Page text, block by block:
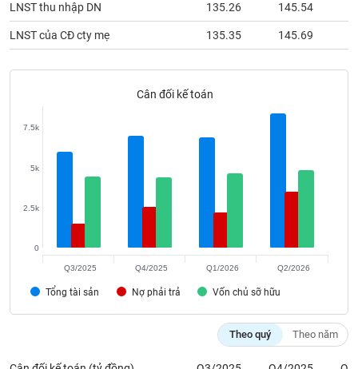
LNST thu nhập DN 135.26 145.54
LNST của CĐ cty mẹ 135.35 145.69
Cân đối kế toán
Tổng tài sản Nợ phải trả Vốn chủ sỡ hữu
0
2.5k
5k
7.5k
Q3/2025 Q4/2025 Q1/2026 Q2/2026
Theo quý Theo năm
Thuật
ngữ
(-)
(-)
Đào
chính